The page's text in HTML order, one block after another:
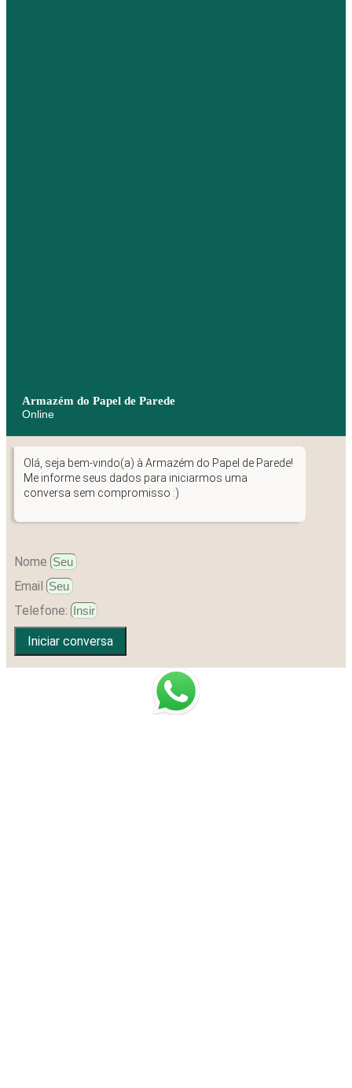
Armazém do Papel de Parede
Online
Olá, seja bem-vindo(a) à Armazém do Papel de Parede!
Me informe seus dados para iniciarmos uma
conversa sem compromisso :)
Nome
Email
Telefone:
Iniciar conversa